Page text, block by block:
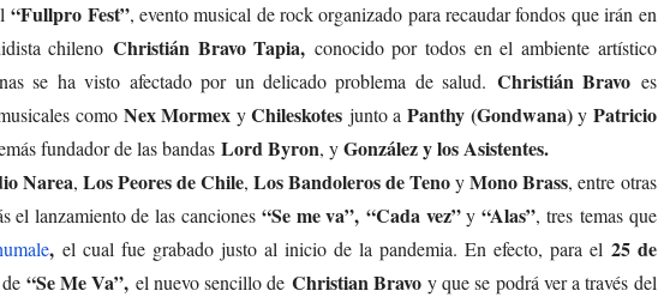
“Fullpro Fest”, evento musical de rock organizado para recaudar fondos que irán en
chileno Christián Bravo Tapia, conocido por todos en el ambiente artístico
se ha visto afectado por un delicado problema de salud. Christián Bravo es
comoNex Mormex yChileskotes junto aPanthy (Gondwana)y Patricio
fundador de las bandas Lord Byron, yGonzález y los Asistentes.
Narea, Los Peores de Chile, Los Bandoleros de TenoyMono Brass, entre otras
el lanzamiento de las canciones“Se me va”, “Cada vez”y “Alas”, tres temas que
,el cual fue grabado justo al inicio de la pandemia. En efecto, para el 25 de
“Se Me Va”, el nuevo sencillo de Christian Bravoy que se podrá ver a través del